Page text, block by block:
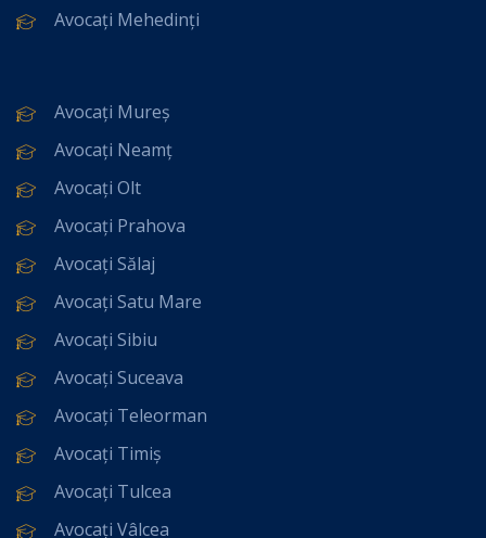
Avocați Mehedinți
Avocați Mureș
Avocați Neamț
Avocați Olt
Avocați Prahova
Avocați Sălaj
Avocați Satu Mare
Avocați Sibiu
Avocați Suceava
Avocați Teleorman
Avocați Timiș
Avocați Tulcea
Avocați Vâlcea